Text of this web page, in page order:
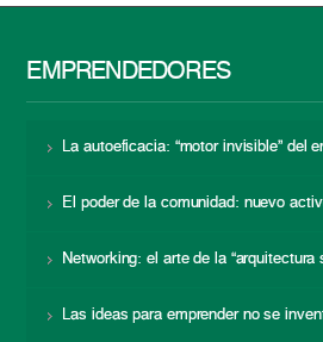
EMPRENDEDORES
La autoeficacia: “motor invisible” del
El poder de la comunidad: nuevo
Networking: el arte de la “arquitectura
Las ideas para emprender no se